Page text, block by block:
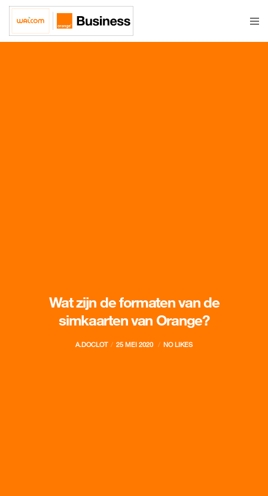
Wat zijn de formaten van de
simkaarten van Orange?
A.DOCLOT 25 MEI 2020 NO LIKES